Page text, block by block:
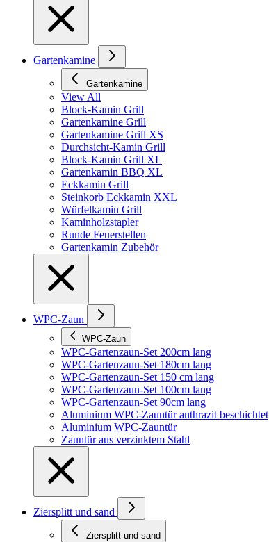
Gartenkamine
Gartenkamine
View All
Block-Kamin Grill
Gartenkamine Grill
Gartenkamine Grill XS
Durchsicht-Kamin Grill
Block-Kamin Grill XL
Gartenkamin BBQ XL
Eckkamin Grill
Steinkorb Eckkamin XXL
Würfelkamin Grill
Kaminholzstapler
Runde Feuerstellen
Gartenkamin Zubehör
WPC-Zaun
WPC-Zaun
WPC-Gartenzaun-Set 200cm lang
WPC-Gartenzaun-Set 180cm lang
WPC-Gartenzaun-Set 150 cm lang
WPC-Gartenzaun-Set 100cm lang
WPC-Gartenzaun-Set 90cm lang
Aluminium WPC-Zauntür anthrazit beschichtet
Aluminium WPC-Zauntür
Zauntür aus verzinktem Stahl
Ziersplitt und sand
Ziersplitt und sand